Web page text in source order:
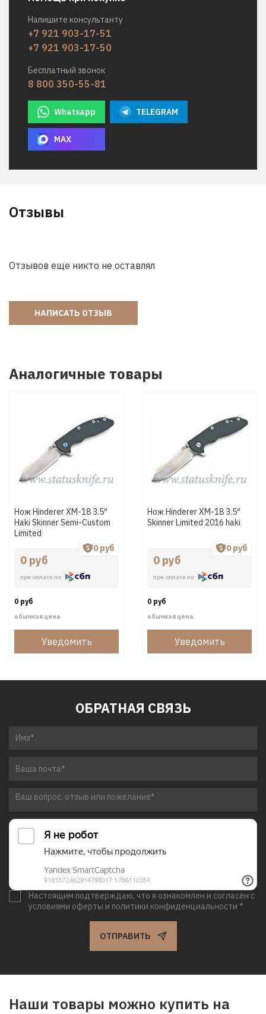
Напишите консультанту
+7 921 903-17-51
+7 921 903-17-50
Бесплатный звонок
8 800 350-55-81
Whatsapp TELEGRAM
MAX
Отзывы
Отзывов еще никто не оставлял
НАПИСАТЬ ОТЗЫВ
Аналогичные товары
Нож Hinderer XM-18 3.5″
Haki Skinner Semi-Custom
Limited
0 руб
при оплате по
0 руб
0 руб
обычная цена
Уведомить
Нож Hinderer XM-18 3.5″
Skinner Limited 2016 haki
0 руб
при оплате по
0 руб
0 руб
обычная цена
Уведомить
ОБРАТНАЯ СВЯЗЬ
Настоящим подтверждаю, что я ознакомлен и согласен с
условиями оферты и политики конфиденциальности *
ОТПРАВИТЬ
Наши товары можно купить на